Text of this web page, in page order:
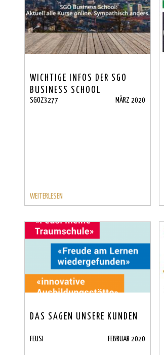
WICHTIGE INFOS DER SGO
BUSINESS SCHOOL
SGOZ3277 MÄRZ 2020
WEITERLESEN
DAS SAGEN UNSERE KUNDEN
FEUSI FEBRUAR 2020